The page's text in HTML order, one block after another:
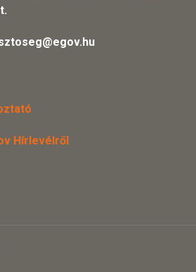
Hírlevélről